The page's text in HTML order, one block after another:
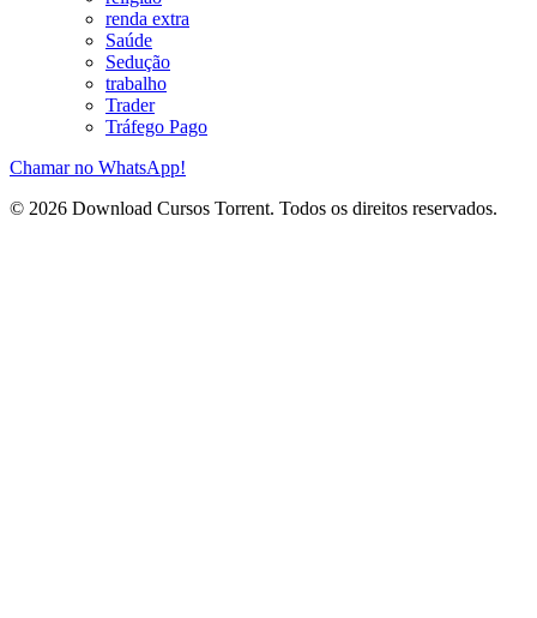
renda extra
Saúde
Sedução
trabalho
Trader
Tráfego Pago
Chamar no WhatsApp!
© 2026 Download Cursos Torrent. Todos os direitos reservados.